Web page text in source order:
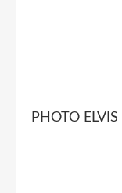
PHOTO ELVIS